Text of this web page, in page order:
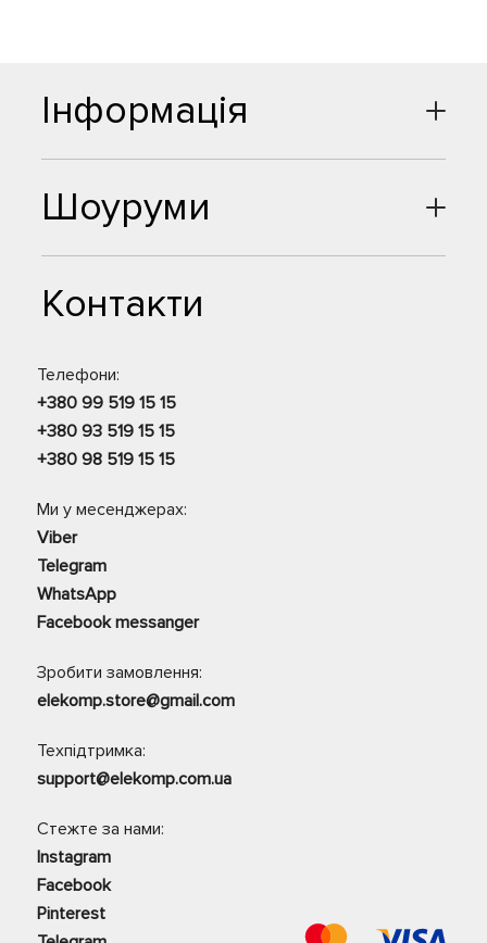
Шоуруми
Контакти
Телефони:
+380 99 519 15 15
+380 93 519 15 15
+380 98 519 15 15
Ми у месенджерах:
Viber
Telegram
WhatsApp
Facebook messanger
Зробити замовлення:
elekomp.store@gmail.com
Техпідтримка:
support@elekomp.com.ua
Стежте за нами:
Instagram
Facebook
Pinterest
Інформація